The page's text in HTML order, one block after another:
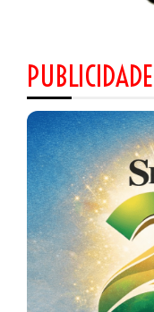
PUBLICIDADE